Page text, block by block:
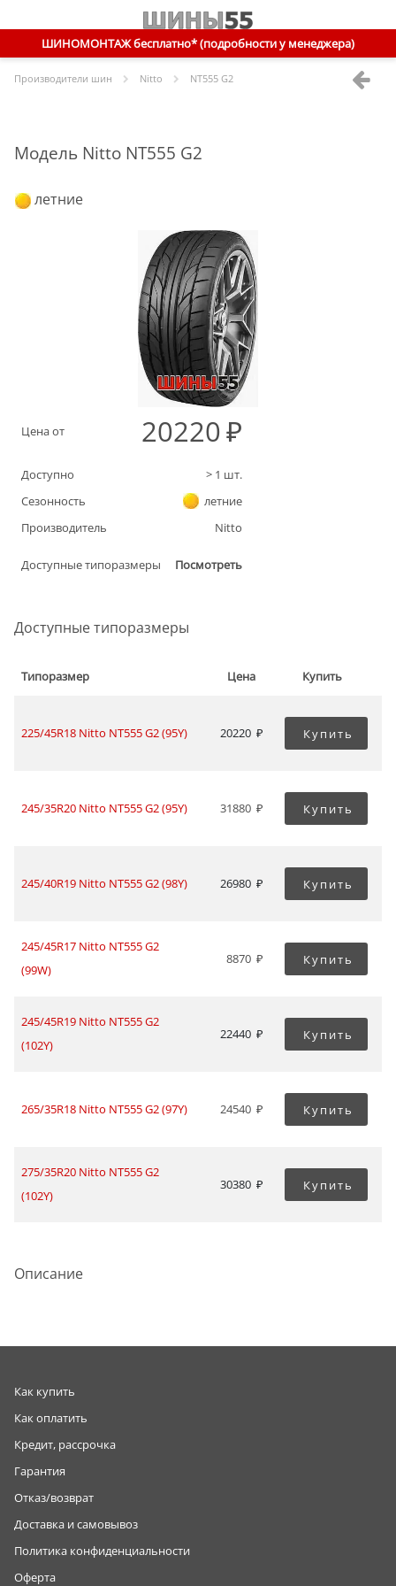
ШИНОМОНТАЖ бесплатно* (подробности у менеджера)
Производители шин Nitto NT555 G2
Модель Nitto NT555 G2
летние
Цена от 20220
Доступно > 1 шт.
Сезонность
летние
Производитель
Nitto
Доступные типоразмеры Посмотреть
Доступные типоразмеры
Типоразмер Цена Купить
225/45R18 Nitto NT555 G2 (95Y) 20220 Купить
245/35R20 Nitto NT555 G2 (95Y) 31880 Купить
245/40R19 Nitto NT555 G2 (98Y) 26980 Купить
245/45R17 Nitto NT555 G2
(99W)
8870 Купить
245/45R19 Nitto NT555 G2
(102Y)
22440 Купить
265/35R18 Nitto NT555 G2 (97Y) 24540 Купить
275/35R20 Nitto NT555 G2
(102Y)
30380 Купить
Описание
Как купить
Как оплатить
Кредит, рассрочка
Гарантия
Отказ/возврат
Доставка и самовывоз
Политика конфиденциальности
Оферта